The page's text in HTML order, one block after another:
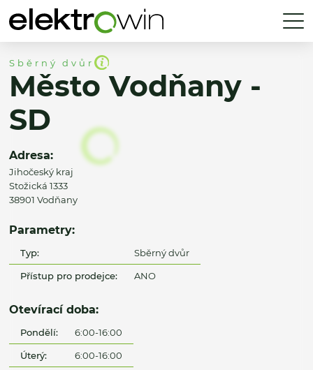
Sběrný dvůr
Město Vodňany -
SD
Adresa:
Jihočeský kraj
Stožická 1333
38901 Vodňany
Parametry:
Typ: Sběrný dvůr
Přístup pro prodejce: ANO
Otevírací doba:
Pondělí: 6:00-16:00
Úterý: 6:00-16:00